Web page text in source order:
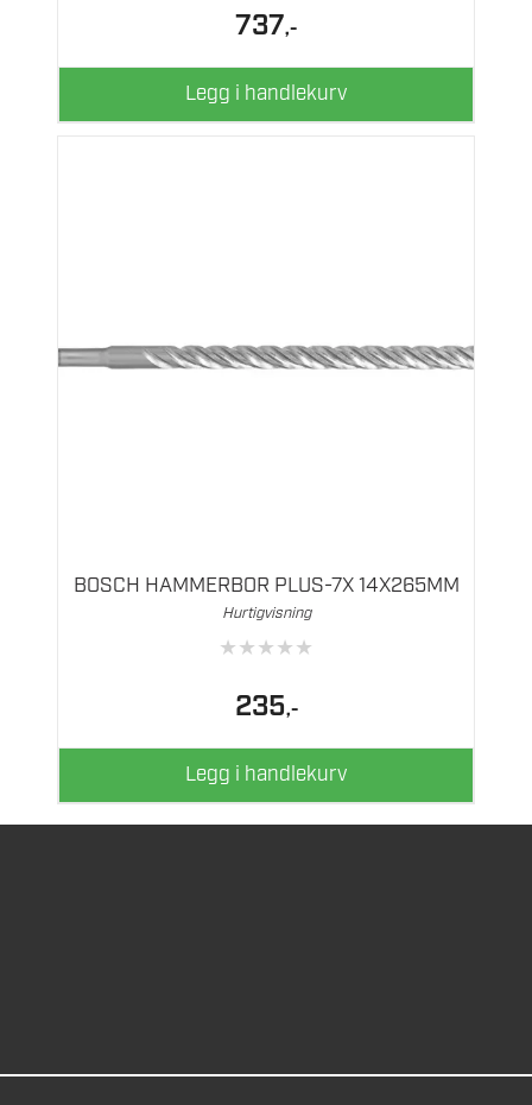
737,-
Legg i handlekurv
BOSCH HAMMERBOR PLUS-7X 14X265MM
Hurtigvisning
★★★★★
235,-
Legg i handlekurv